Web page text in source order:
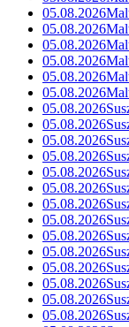
05.08.2026
05.08.2026
05.08.2026
05.08.2026
05.08.2026
05.08.2026
05.08.2026
05.08.2026
05.08.2026
05.08.2026
05.08.2026
05.08.2026
05.08.2026
05.08.2026
05.08.2026
05.08.2026
05.08.2026
05.08.2026
05.08.2026
05.08.2026